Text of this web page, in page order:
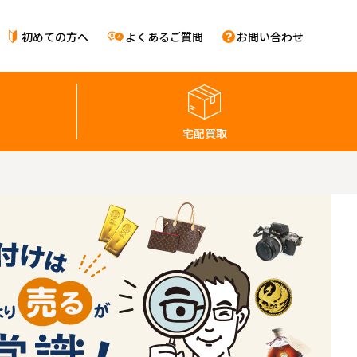
初めての方へ よくあるご質問 お問い合わせ
宅配買取